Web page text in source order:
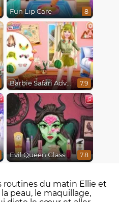
Fun Lip Care 8
Barbie Safari Adventure 7.9
Evil Queen Glass Skin Routine #Influencer 7.8
routines du matin Ellie et
peau, le maquillage,